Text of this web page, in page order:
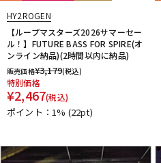
HY2ROGEN
【ループマスターズ2026サマーセー
ル！】FUTURE BASS FOR SPIRE(オ
ンライン納品)(2時間以内に納品)
販売価格¥3,179(税込)
特別価格
¥2,467(税込)
ポイント：1% (22pt)